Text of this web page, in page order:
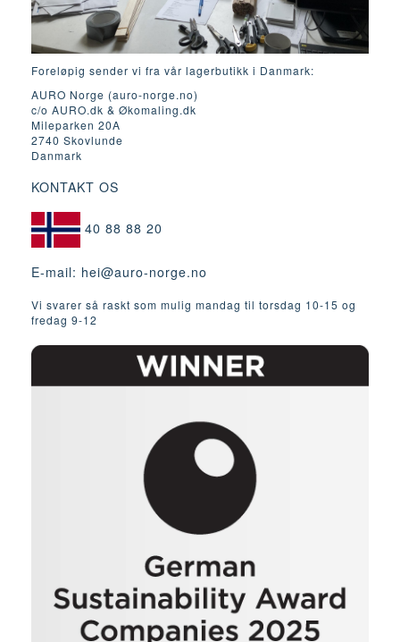
Foreløpig sender vi fra vår lagerbutikk i Danmark:
AURO Norge (auro-norge.no)
c/o AURO.dk & Økomaling.dk
Mileparken 20A
2740 Skovlunde
Danmark
KONTAKT OS
40 88 88 20
E-mail: hei@auro-norge.no
Vi svarer så raskt som mulig mandag til torsdag 10-15 og
fredag ​​9-12